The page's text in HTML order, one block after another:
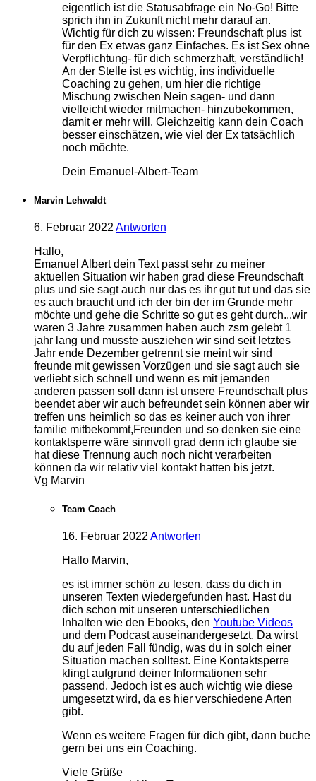
eigentlich ist die Statusabfrage ein No-Go! Bitte
sprich ihn in Zukunft nicht mehr darauf an.
Wichtig für dich zu wissen: Freundschaft plus ist
für den Ex etwas ganz Einfaches. Es ist Sex ohne
Verpflichtung- für dich schmerzhaft, verständlich!
An der Stelle ist es wichtig, ins individuelle
Coaching zu gehen, um hier die richtige
Mischung zwischen Nein sagen- und dann
vielleicht wieder mitmachen- hinzubekommen,
damit er mehr will. Gleichzeitig kann dein Coach
besser einschätzen, wie viel der Ex tatsächlich
noch möchte.
Dein Emanuel-Albert-Team
Marvin Lehwaldt
6. Februar 2022 Antworten
Hallo,
Emanuel Albert dein Text passt sehr zu meiner
aktuellen Situation wir haben grad diese Freundschaft
plus und sie sagt auch nur das es ihr gut tut und das sie
es auch braucht und ich der bin der im Grunde mehr
möchte und gehe die Schritte so gut es geht durch...wir
waren 3 Jahre zusammen haben auch zsm gelebt 1
jahr lang und musste ausziehen wir sind seit letztes
Jahr ende Dezember getrennt sie meint wir sind
freunde mit gewissen Vorzügen und sie sagt auch sie
verliebt sich schnell und wenn es mit jemanden
anderen passen soll dann ist unsere Freundschaft plus
beendet aber wir auch befreundet sein können aber wir
treffen uns heimlich so das es keiner auch von ihrer
familie mitbekommt,Freunden und so denken sie eine
kontaktsperre wäre sinnvoll grad denn ich glaube sie
hat diese Trennung auch noch nicht verarbeiten
können da wir relativ viel kontakt hatten bis jetzt.
Vg Marvin
Team Coach
16. Februar 2022 Antworten
Hallo Marvin,
es ist immer schön zu lesen, dass du dich in
unseren Texten wiedergefunden hast. Hast du
dich schon mit unseren unterschiedlichen
Inhalten wie den Ebooks, den Youtube Videos
und dem Podcast auseinandergesetzt. Da wirst
du auf jeden Fall fündig, was du in solch einer
Situation machen solltest. Eine Kontaktsperre
klingt aufgrund deiner Informationen sehr
passend. Jedoch ist es auch wichtig wie diese
umgesetzt wird, da es hier verschiedene Arten
gibt.
Wenn es weitere Fragen für dich gibt, dann buche
gern bei uns ein Coaching.
Viele Grüße